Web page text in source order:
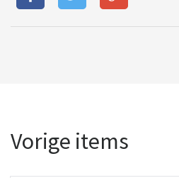
Vorige items